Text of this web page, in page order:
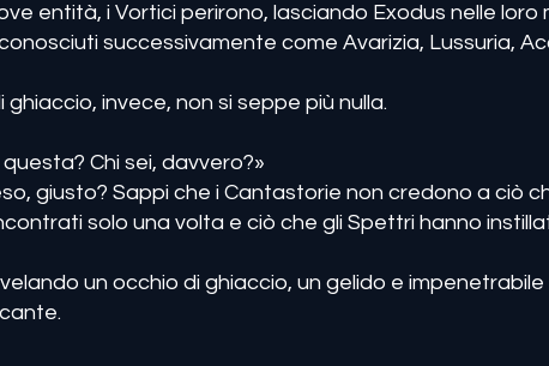
entità, i Vortici perirono, lasciando Exodus nelle loro
successivamente come Avarizia, Lussuria,
ghiaccio, invece, non si seppe più nulla.
Chi sei, davvero?»
giusto? Sappi che i Cantastorie non credono a ciò
solo una volta e ciò che gli Spettri hanno
un occhio di ghiaccio, un gelido e